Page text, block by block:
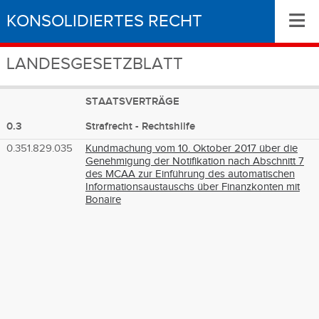
KONSOLIDIERTES RECHT
LANDESGESETZBLATT
≡
STAATSVERTRÄGE
0.3
Strafrecht - Rechtshilfe
0.351.829.035
Kundmachung vom 10. Oktober 2017 über die
Genehmigung der Notifikation nach Abschnitt 7
des MCAA zur Einführung des automatischen
Informationsaustauschs über Finanzkonten mit
Bonaire